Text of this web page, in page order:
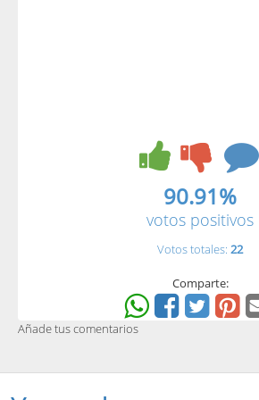
90.91%
votos positivos
Votos totales: 22
Comparte:
Añade tus comentarios